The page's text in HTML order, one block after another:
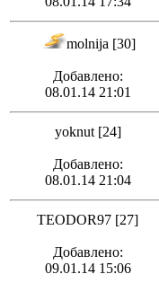
molnija [30]
Добавлено:
08.01.14 21:01
yoknut [24]
Добавлено:
08.01.14 21:04
TEODOR97 [27]
Добавлено:
09.01.14 15:06